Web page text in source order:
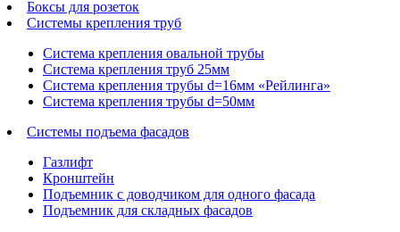
Боксы для розеток
Системы крепления труб
Система крепления овальной трубы
Система крепления труб 25мм
Система крепления трубы d=16мм «Рейлинга»
Система крепления трубы d=50мм
Системы подъема фасадов
Газлифт
Кронштейн
Подъемник с доводчиком для одного фасада
Подъемник для складных фасадов